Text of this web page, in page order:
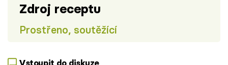
Zdroj receptu
Prostřeno, soutěžící
Vstoupit do diskuze